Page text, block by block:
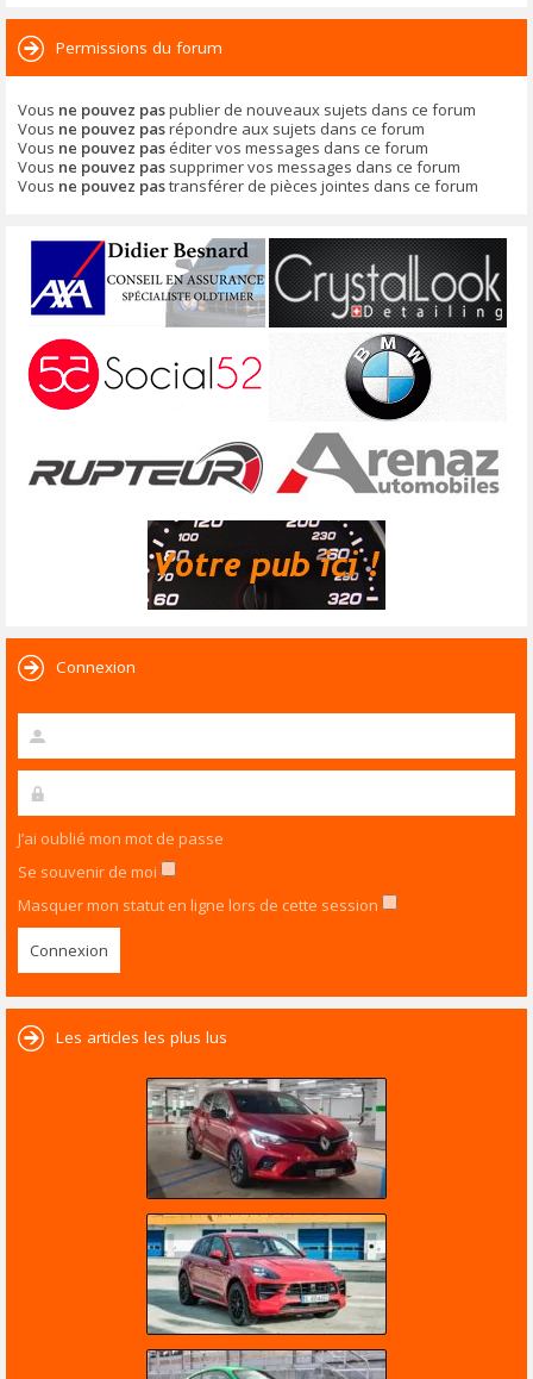
Permissions du forum
Vous ne pouvez paspublier de nouveaux sujets dans ce forum
Vous ne pouvez pasrépondre aux sujets dans ce forum
Vous ne pouvez pas éditer vos messages dans ce forum
Vous ne pouvez pas supprimer vos messages dans ce forum
Vous ne pouvez pastransférer de pièces jointes dans ce forum
Connexion
J’ai oublié mon mot de passe
Se souvenir de moi
Masquer mon statut en ligne lors de cette session
Les articles les plus lus